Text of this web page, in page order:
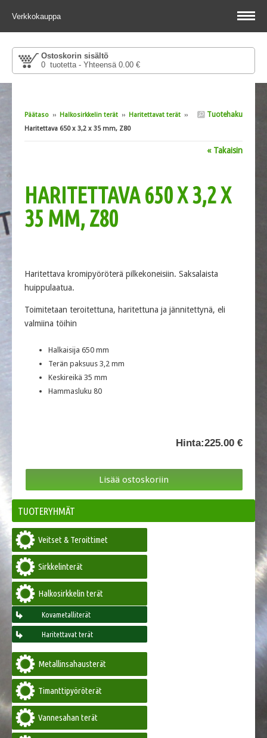
Verkkokauppa
Ostoskorin sisältö
0 tuotetta - Yhteensä 0.00 €
Tuotehaku
Päätaso ›› Halkosirkkelin terät ›› Haritettavat terät ››
Haritettava 650 x 3,2 x 35 mm, Z80
« Takaisin
HARITETTAVA 650 X 3,2 X
35 MM, Z80
Haritettava kromipyöröterä pilkekoneisiin. Saksalaista
huippulaatua.
Toimitetaan teroitettuna, haritettuna ja jännitettynä, eli
valmiina töihin
Halkaisija 650 mm
Terän paksuus 3,2 mm
Keskireikä 35 mm
Hammasluku 80
Hinta:225.00 €
TUOTERYHMÄT
Veitset & Teroittimet
Sirkkelinterät
Halkosirkkelin terät
Kovametalliterät
Haritettavat terät
Metallinsahausterät
Timanttipyöröterät
Vannesahan terät